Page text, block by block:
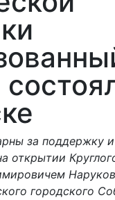
за поддержку
открытии
городского